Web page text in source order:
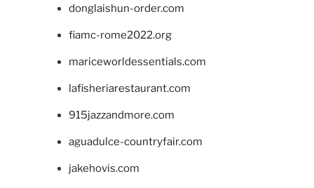
donglaishun-order.com
fiamc-rome2022.org
mariceworldessentials.com
lafisheriarestaurant.com
915jazzandmore.com
aguadulce-countryfair.com
jakehovis.com